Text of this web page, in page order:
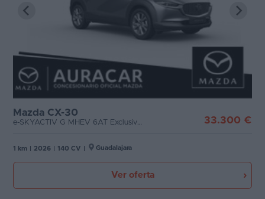
Mazda CX-30
e-SKYACTIV G MHEV 6AT Exclusive-line 33.300 €
1 km 2026 140 CV Guadalajara
Ver oferta